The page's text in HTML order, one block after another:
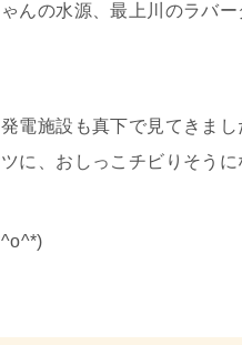
んの水源、最上川のラバ
電施設も真下で見てきまし
に、おしっこチビりそう